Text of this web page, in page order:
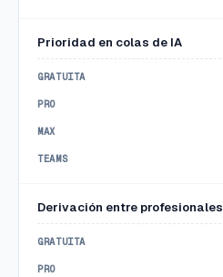
Prioridad en colas de IA
Derivación entre profesionales
Teams. Consulta nuestra